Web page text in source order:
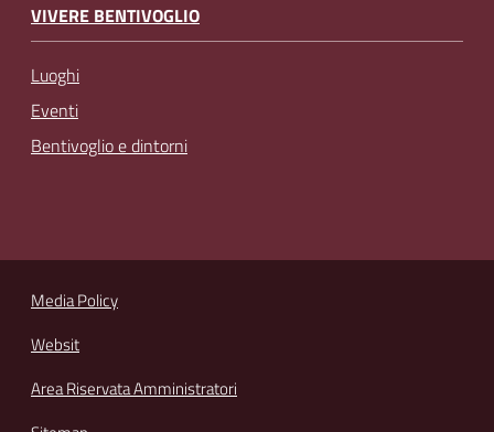
VIVERE BENTIVOGLIO
Luoghi
Eventi
Bentivoglio e dintorni
Media Policy
Websit
Area Riservata Amministratori